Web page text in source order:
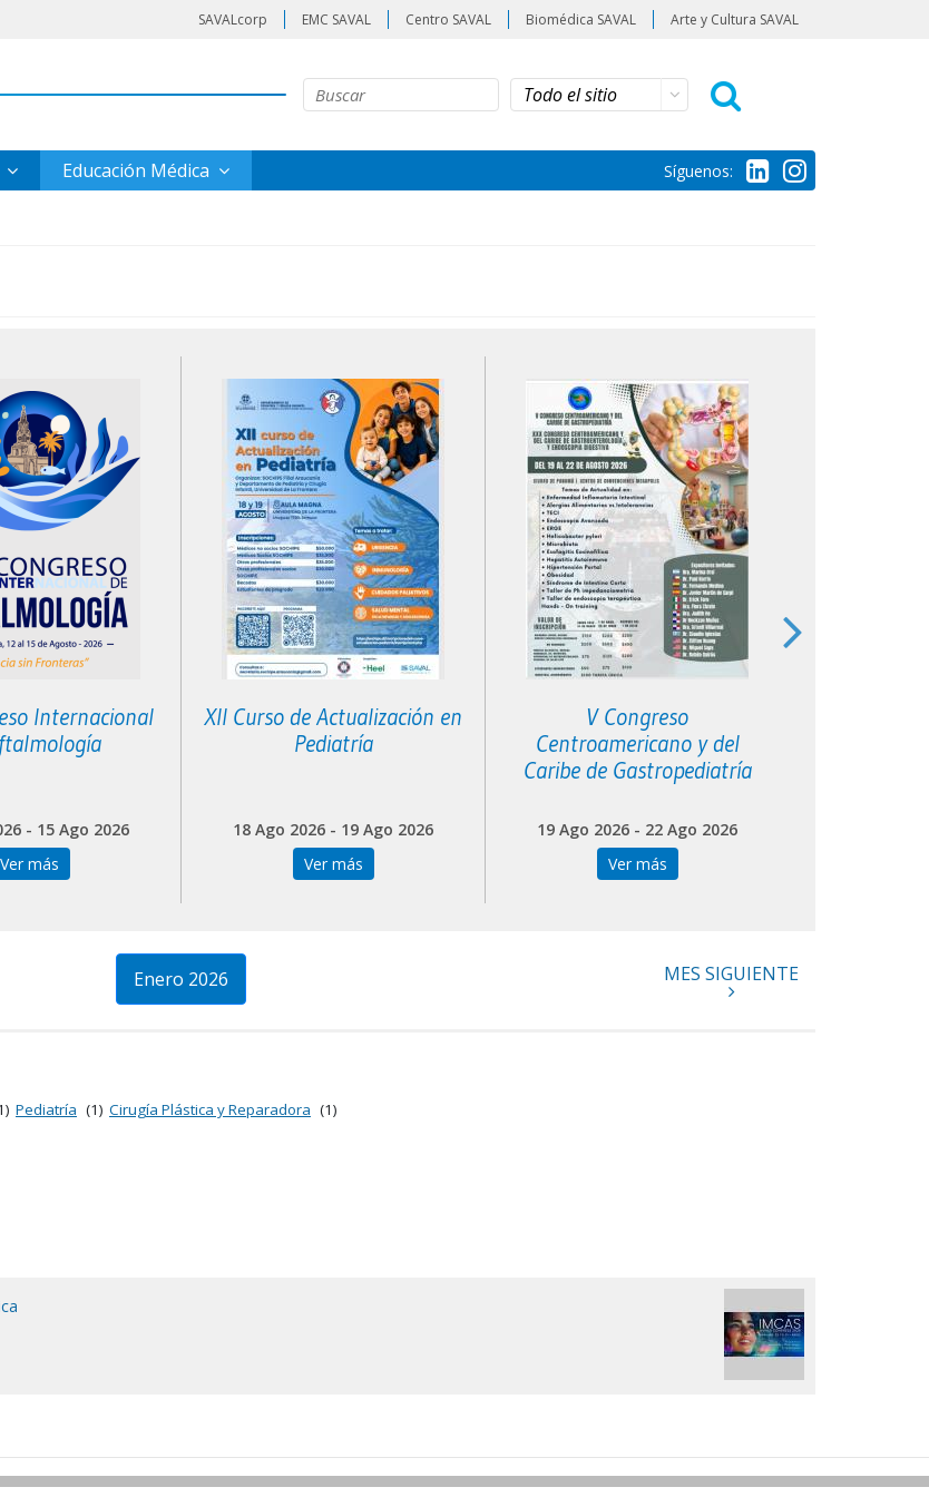
SAVALcorp EMC SAVAL Centro SAVAL Biomédica SAVAL Arte y Cultura SAVAL
Educación Médica Síguenos:
Internacional
- 15 Ago 2026
Ver más
XII Curso de Actualización en
Pediatría
18 Ago 2026 - 19 Ago 2026
Ver más
V Congreso
Centroamericano y del
Caribe de Gastropediatría
19 Ago 2026 - 22 Ago 2026
Ver más
Enero 2026 MES SIGUIENTE
Pediatría (1) Cirugía Plástica y Reparadora (1)